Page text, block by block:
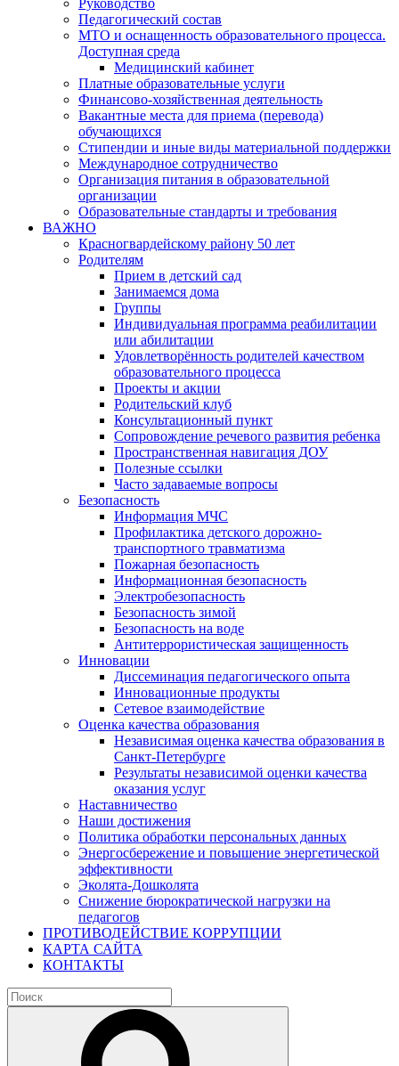
Руководство
Педагогический состав
МТО и оснащенность образовательного процесса.
Доступная среда
Медицинский кабинет
Платные образовательные услуги
Финансово-хозяйственная деятельность
Вакантные места для приема (перевода)
обучающихся
Стипендии и иные виды материальной поддержки
Международное сотрудничество
Организация питания в образовательной
организации
Образовательные стандарты и требования
ВАЖНО
Красногвардейскому району 50 лет
Родителям
Прием в детский сад
Занимаемся дома
Группы
Индивидуальная программа реабилитации
или абилитации
Удовлетворённость родителей качеством
образовательного процесса
Проекты и акции
Родительский клуб
Консультационный пункт
Сопровождение речевого развития ребенка
Пространственная навигация ДОУ
Полезные ссылки
Часто задаваемые вопросы
Безопасность
Информация МЧС
Профилактика детского дорожно-
транспортного травматизма
Пожарная безопасность
Информационная безопасность
Электробезопасность
Безопасность зимой
Безопасность на воде
Антитеррористическая защищенность
Инновации
Диссеминация педагогического опыта
Инновационные продукты
Сетевое взаимодействие
Оценка качества образования
Независимая оценка качества образования в
Санкт-Петербурге
Результаты независимой оценки качества
оказания услуг
Наставничество
Наши достижения
Политика обработки персональных данных
Энергосбережение и повышение энергетической
эффективности
Эколята-Дошколята
Снижение бюрократической нагрузки на
педагогов
ПРОТИВОДЕЙСТВИЕ КОРРУПЦИИ
КАРТА САЙТА
КОНТАКТЫ